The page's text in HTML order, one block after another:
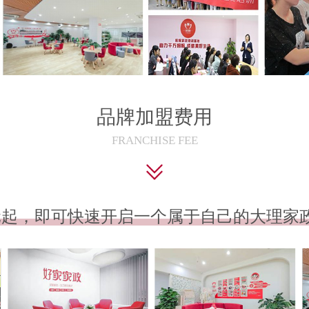
品牌加盟费用
FRANCHISE FEE
，即可快速开启一个属于自己的大理家